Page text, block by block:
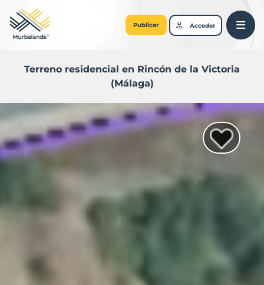
Publicar Acceder
Terreno residencial en Rincón de la Victoria
(Málaga)